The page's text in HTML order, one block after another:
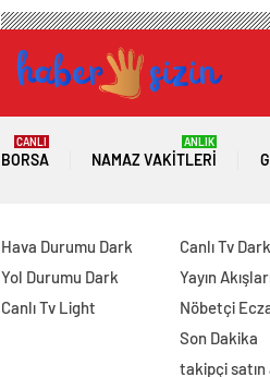
BORSA
CANLI
NAMAZ VAKITLERI
ANLIK
Hava Durumu Dark
Yol Durumu Dark
Canlı Tv Light
Canlı Tv Dark
Yayın
Nöbetçi
Son Dakika
takipçi satın